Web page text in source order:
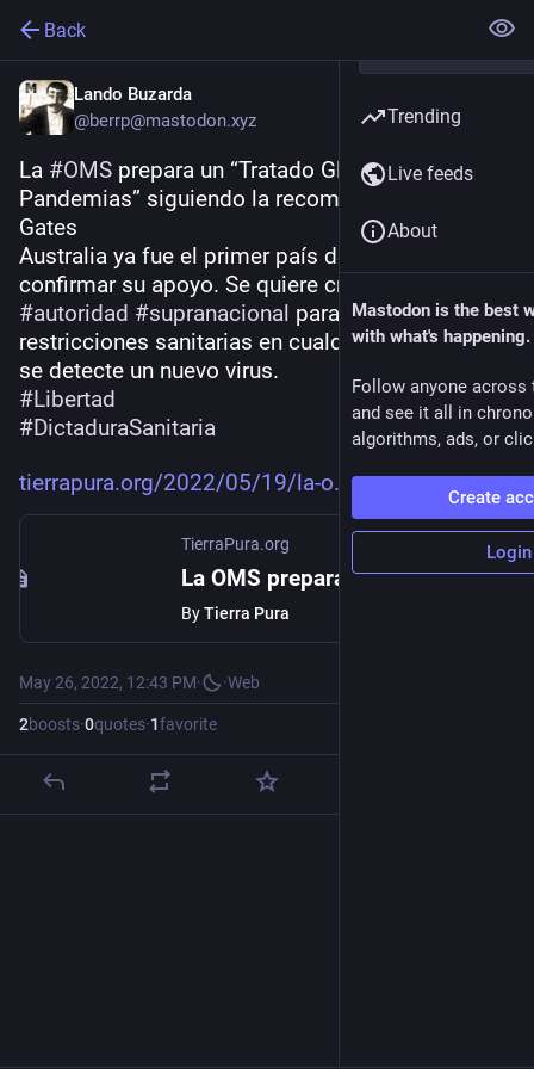
Back
Lando Buzarda
@berrp@mastodon.xyz
La #OMS prepara un “Tratado Global de
Pandemias” siguiendo la recomendación de Bill
Gates
Australia ya fue el primer país del mundo en
#autoridad #supranacional para #imponer
restricciones sanitarias en cualquier país donde
se detecte un nuevo virus.
#Libertad
#DictaduraSanitaria
tierrapura.org/2022/05/19/la-o
TierraPura.org
La OMS prepara un “Tratado Global de Pandemias” siguiendo la recomendación de Bill Gates | TierraPura.org
ByTierra Pura
May 26, 2022, 12:43 PM· ·Web
2boosts·0quotes·1favorite
Trending
Live feeds
About
Mastodon is the best
with what's happening.
Follow anyone across
and see it all in
algorithms, ads, or
Create
Login